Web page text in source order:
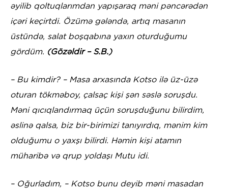
əyilib qoltuqlarımdan yapışaraq məni pəncərədən
içəri keçirtdi. Özümə gələndə, artıq masanın
üstündə, salat boşqabına yaxın oturduğumu
gördüm. (Gözəldir – S.B.)
– Bu kimdir? – Masa arxasında Kotso ilə üz-üzə
oturan tökməboy, çalsaç kişi şən səslə soruşdu.
Məni qıcıqlandırmaq üçün soruşduğunu bilirdim,
əslinə qalsa, biz bir-birimizi tanıyırdıq, mənim kim
olduğumu o yaxşı bilirdi. Həmin kişi atamın
müharibə və qrup yoldaşı Mutu idi.
– Oğurladım, – Kotso bunu deyib məni masadan